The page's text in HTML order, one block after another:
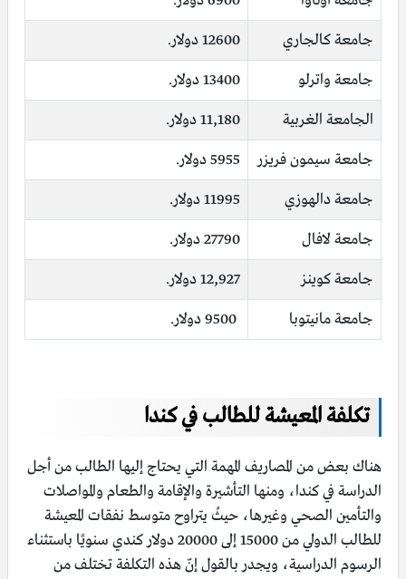
جامعة كالجاري 12600 دولار.
جامعة واترلو 13400 دولار.
الجامعة الغربية 11,180 دولار.
جامعة سيمون فريزر 5955 دولار.
جامعة دالهوزي 11995 دولار.
جامعة لافال 27790 دولار.
جامعة كوينز 12,927 دولار.
جامعة مانيتوبا
تكلفة المعيشة للطالب في كندا
هناك بعض من المصاريف المهمة التي يحتاج إليها الطالب من أجل
الدراسة في كندا، ومنها التأشيرة والإقامة والطعام والمواصلات
والتأمين الصحي وغيرها، حيثُ يتراوح متوسط ​​نفقات المعيشة
للطالب الدولي من 15000 إلى 20000 دولار كندي سنويًا باستثناء
الرسوم الدراسية، ويجدر بالقول إنّ هذه التكلفة تختلف من